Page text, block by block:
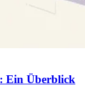
Ein Überblick